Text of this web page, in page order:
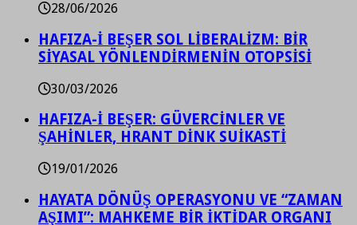
28/06/2026
HAFIZA-İ BEŞER SOL LİBERALİZM: BİR
SİYASAL YÖNLENDİRMENİN OTOPSİSİ
30/03/2026
HAFIZA-İ BEŞER: GÜVERCİNLER VE
ŞAHİNLER, HRANT DİNK SUİKASTİ
19/01/2026
HAYATA DÖNÜŞ OPERASYONU VE “ZAMAN
AŞIMI”: MAHKEME BİR İKTİDAR ORGANI